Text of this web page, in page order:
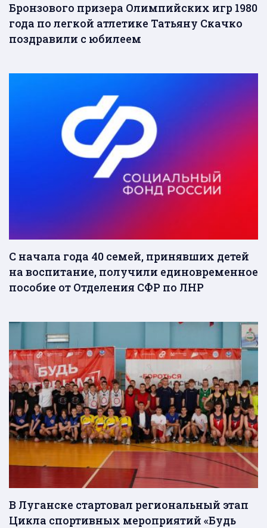
Бронзового призера Олимпийских игр 1980
года по легкой атлетике Татьяну Скачко
поздравили с юбилеем
С начала года 40 семей, принявших детей
на воспитание, получили единовременное
пособие от Отделения СФР по ЛНР
В Луганске стартовал региональный этап
Цикла спортивных мероприятий «Будь